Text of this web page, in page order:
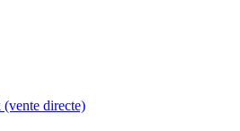
(vente directe)